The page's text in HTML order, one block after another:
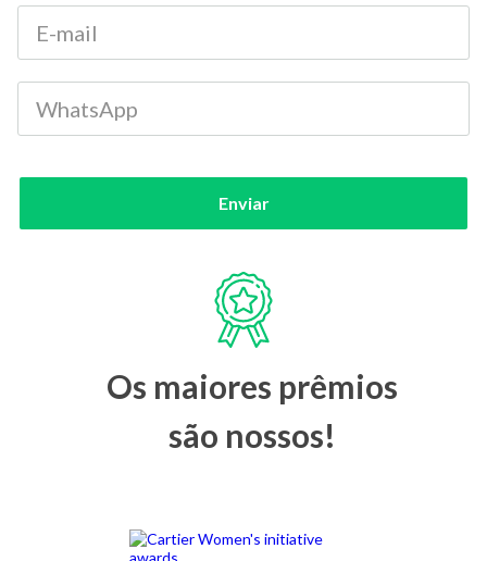
Enviar
Os maiores prêmios
são nossos!